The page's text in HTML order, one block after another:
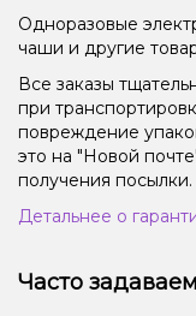
Одноразовые
чаши и другие
Все заказы
при
повреждение
это на "Новой
получения посылки.
Детальнее о
Часто